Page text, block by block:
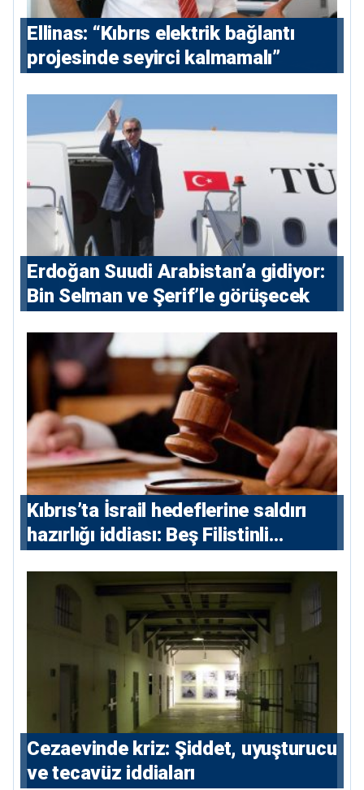
Ellinas: “Kıbrıs elektrik bağlantı
projesinde seyirci kalmamalı”
Erdoğan Suudi Arabistan’a gidiyor:
Bin Selman ve Şerif’le görüşecek
Kıbrıs’ta İsrail hedeflerine saldırı
hazırlığı iddiası: Beş Filistinli
Cezaevinde kriz: Şiddet, uyuşturucu
ve tecavüz iddiaları